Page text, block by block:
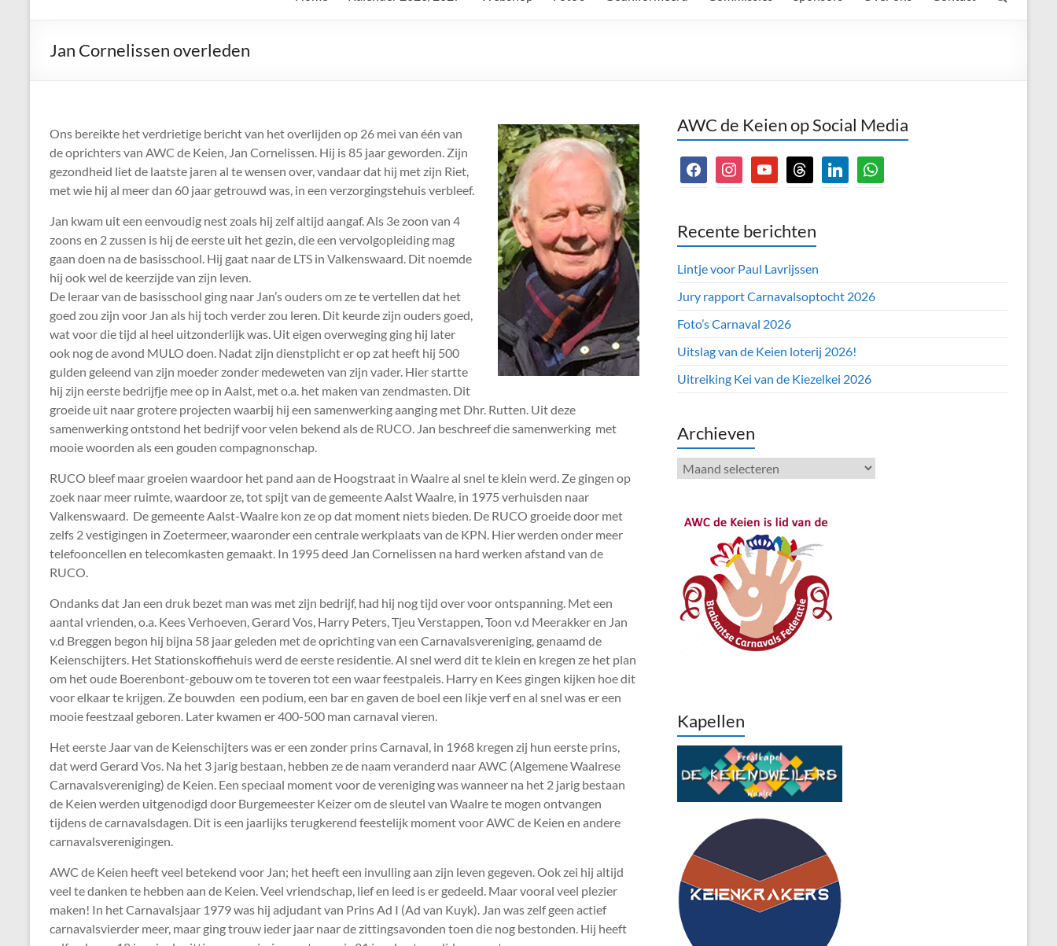
Keien
De
Keien
Jan Cornelissen overleden
Ons bereikte het verdrietige bericht van het overlijden op 26 mei van één van
de oprichters van AWC de Keien, Jan Cornelissen. Hij is 85 jaar geworden. Zijn
gezondheid liet de laatste jaren al te wensen over, vandaar dat hij met zijn Riet,
met wie hij al meer dan 60 jaar getrouwd was, in een verzorgingstehuis verbleef.
Jan kwam uit een eenvoudig nest zoals hij zelf altijd aangaf. Als 3e zoon van 4
zoons en 2 zussen is hij de eerste uit het gezin, die een vervolgopleiding mag
gaan doen na de basisschool. Hij gaat naar de LTS in Valkenswaard. Dit noemde
hij ook wel de keerzijde van zijn leven.
De leraar van de basisschool ging naar Jan’s ouders om ze te vertellen dat het
goed zou zijn voor Jan als hij toch verder zou leren. Dit keurde zijn ouders goed,
wat voor die tijd al heel uitzonderlijk was. Uit eigen overweging ging hij later
ook nog de avond MULO doen. Nadat zijn dienstplicht er op zat heeft hij 500
gulden geleend van zijn moeder zonder medeweten van zijn vader. Hier startte
hij zijn eerste bedrijfje mee op in Aalst, met o.a. het maken van zendmasten. Dit
groeide uit naar grotere projecten waarbij hij een samenwerking aanging met Dhr. Rutten. Uit deze
samenwerking ontstond het bedrijf voor velen bekend als de RUCO. Jan beschreef die samenwerking met
mooie woorden als een gouden compagnonschap.
RUCO bleef maar groeien waardoor het pand aan de Hoogstraat in Waalre al snel te klein werd. Ze gingen op
zoek naar meer ruimte, waardoor ze, tot spijt van de gemeente Aalst Waalre, in 1975 verhuisden naar
Valkenswaard. De gemeente Aalst-Waalre kon ze op dat moment niets bieden. De RUCO groeide door met
zelfs 2 vestigingen in Zoetermeer, waaronder een centrale werkplaats van de KPN. Hier werden onder meer
telefooncellen en telecomkasten gemaakt. In 1995 deed Jan Cornelissen na hard werken afstand van de
RUCO.
Ondanks dat Jan een druk bezet man was met zijn bedrijf, had hij nog tijd over voor ontspanning. Met een
aantal vrienden, o.a. Kees Verhoeven, Gerard Vos, Harry Peters, Tjeu Verstappen, Toon v.d Meerakker en Jan
v.d Breggen begon hij bijna 58 jaar geleden met de oprichting van een Carnavalsvereniging, genaamd de
Keienschijters. Het Stationskoffiehuis werd de eerste residentie. Al snel werd dit te klein en kregen ze het plan
om het oude Boerenbont-gebouw om te toveren tot een waar feestpaleis. Harry en Kees gingen kijken hoe dit
voor elkaar te krijgen. Ze bouwden een podium, een bar en gaven de boel een likje verf en al snel was er een
mooie feestzaal geboren. Later kwamen er 400-500 man carnaval vieren.
Het eerste Jaar van de Keienschijters was er een zonder prins Carnaval, in 1968 kregen zij hun eerste prins,
dat werd Gerard Vos. Na het 3 jarig bestaan, hebben ze de naam veranderd naar AWC (Algemene Waalrese
Carnavalsvereniging) de Keien. Een speciaal moment voor de vereniging was wanneer na het 2 jarig bestaan
de Keien werden uitgenodigd door Burgemeester Keizer om de sleutel van Waalre te mogen ontvangen
tijdens de carnavalsdagen. Dit is een jaarlijks terugkerend feestelijk moment voor AWC de Keien en andere
carnavalsverenigingen.
AWC de Keien heeft veel betekend voor Jan; het heeft een invulling aan zijn leven gegeven. Ook zei hij altijd
veel te danken te hebben aan de Keien. Veel vriendschap, lief en leed is er gedeeld. Maar vooral veel plezier
maken! In het Carnavalsjaar 1979 was hij adjudant van Prins Ad I (Ad van Kuyk). Jan was zelf geen actief
carnavalsvierder meer, maar ging trouw ieder jaar naar de zittingsavonden toen die nog bestonden. Hij heeft
AWC de Keien op Social Media
facebookinstagramyoutubethreads linkedinwhatsapp
Recente berichten
Lintje voor Paul Lavrijssen
Jury rapport Carnavalsoptocht 2026
Foto’s Carnaval 2026
Uitslag van de Keien loterij 2026!
Uitreiking Kei van de Kiezelkei 2026
Archieven
Archieven
Kapellen